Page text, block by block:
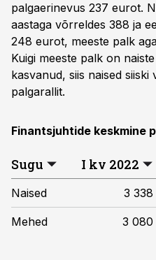
palgaerinevus 237 eurot.
aastaga võrreldes 388 ja
248 eurot, meeste palk
Kuigi meeste palk on
kasvanud, siis naised siiski
palgarallit.
Finantsjuhtide keskmine
Sugu I kv 2022
Naised 3 338
Mehed 3 080